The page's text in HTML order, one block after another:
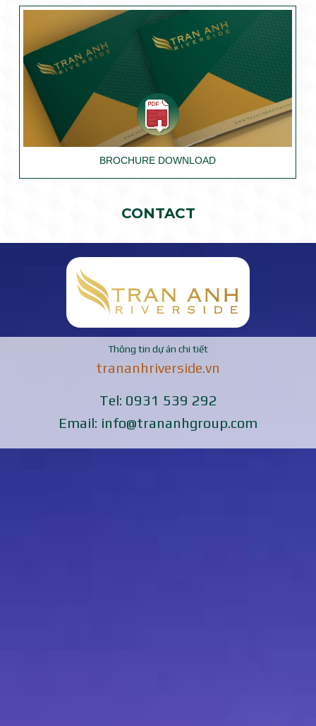
BROCHURE DOWNLOAD
CONTACT
Thông tin dự án chi tiết
trananhriverside.vn
Tel: 0931 539 292
Email: info@trananhgroup.com